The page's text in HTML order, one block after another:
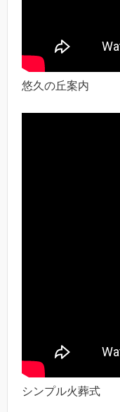
悠久の丘案内
シンプル火葬式